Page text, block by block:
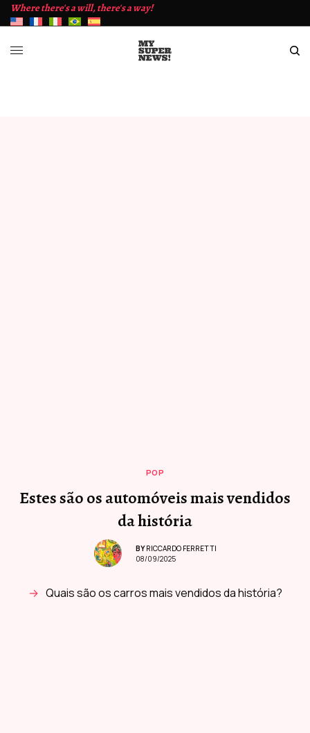
Where there's a will, there's a way!
POP
Estes são os automóveis mais vendidos
da história
BY RICCARDO FERRETTI
08/09/2025
Quais são os carros mais vendidos da história?